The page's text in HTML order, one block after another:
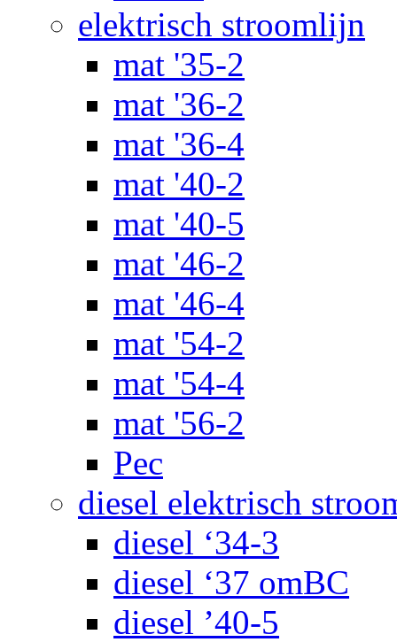
elektrisch stroomlijn
mat '35-2
mat '36-2
mat '36-4
mat '40-2
mat '40-5
mat '46-2
mat '46-4
mat '54-2
mat '54-4
mat '56-2
Pec
diesel elektrisch
diesel ‘34-3
diesel ‘37 omBC
diesel ’40-5